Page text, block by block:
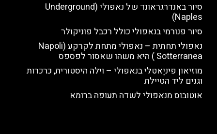
סיור באנדרגראונד של נאפולי (Underground
Naples)
סיור פנורמי בנאפולי כולל רכבל פוניקולר
נאפולי תחתית – נאפולי מתחת לקרקע (Napoli
Sotterranea ) היא משהו שאסור לפספס
מוזיאון פיניַאטלי בנאפולי – וילה היסטורית, כרכרות
וגנים ליד הטיילת
אוטובוס מנאפולי לשדה תעופה ברומא